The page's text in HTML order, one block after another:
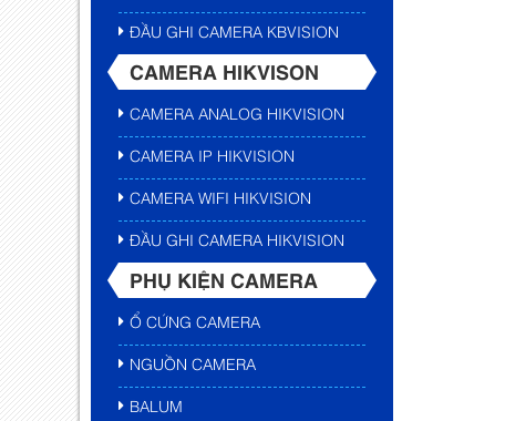
ĐẦU GHI CAMERA KBVISION
CAMERA HIKVISON
CAMERA ANALOG HIKVISION
CAMERA IP HIKVISION
CAMERA WIFI HIKVISION
ĐẦU GHI CAMERA HIKVISION
PHỤ KIỆN CAMERA
Ổ CỨNG CAMERA
NGUỒN CAMERA
BALUM